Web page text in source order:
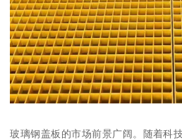
玻璃钢盖板的市场前景广阔。随着科